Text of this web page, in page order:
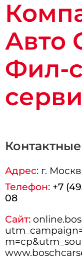
Авто
Фил-
Адрес: г.
Телефон: +7
08
Сайт: